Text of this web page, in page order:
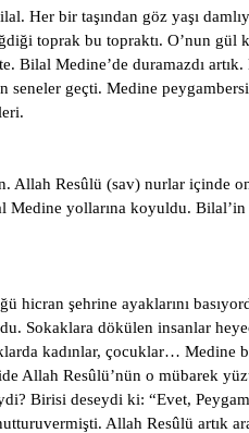
Her bir taşından göz yaşı
toprak bu topraktı. O’nun
Medine’de duramazdı artık.
seneler geçti. Medine
Allah Resûlü (sav) nurlar içinde
yollarına koyuldu.
şehrine ayaklarını
Sokaklara dökülen insanlar
kadınlar, çocuklar…
Allah Resûlü’nün o mübarek
Birisi deseydi ki: “Evet,
Allah Resûlü artık